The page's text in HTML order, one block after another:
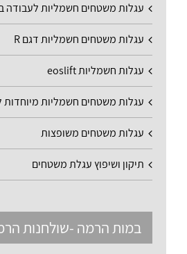
עגלות משטחים חשמליות
עגלות משטחים חשמליות דגם R
עגלות חשמליות eoslift
עגלות משטחים חשמליות מיוחדות
עגלות משטחים משופצות
תיקון ושיפוץ עגלת משטחים
במות הרמה -שולחנות